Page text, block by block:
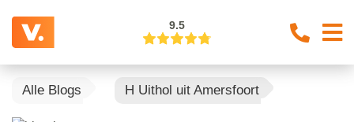
9.5
Alle Blogs H Uithol uit Amersfoort